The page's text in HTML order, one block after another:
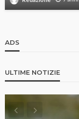
ADS
ULTIME NOTIZIE